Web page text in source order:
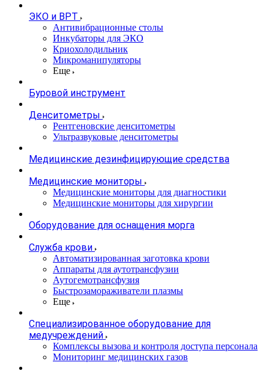
ЭКО и ВРТ
Антивибрационные столы
Инкубаторы для ЭКО
Криохолодильник
Микроманипуляторы
Еще
Буровой инструмент
Денситометры
Рентгеновские денситометры
Ультразвуковые денситометры
Медицинские дезинфицирующие средства
Медицинские мониторы
Медицинские мониторы для диагностики
Медицинские мониторы для хирургии
Оборудование для оснащения морга
Служба крови
Автоматизированная заготовка крови
Аппараты для аутотрансфузии
Аутогемотрансфузия
Быстрозамораживатели плазмы
Еще
Специализированное оборудование для
медучреждений
Комплексы вызова и контроля доступа персонала
Мониторинг медицинских газов